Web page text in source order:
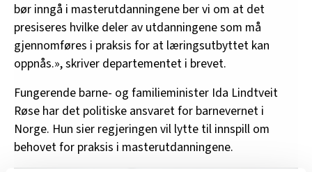
bør inngå i masterutdanningene ber vi om at det
presiseres hvilke deler av utdanningene som må
gjennomføres i praksis for at læringsutbyttet kan
oppnås.», skriver departementet i brevet.
Fungerende barne- og familieminister Ida Lindtveit
Røse har det politiske ansvaret for barnevernet i
Norge. Hun sier regjeringen vil lytte til innspill om
behovet for praksis i masterutdanningene.